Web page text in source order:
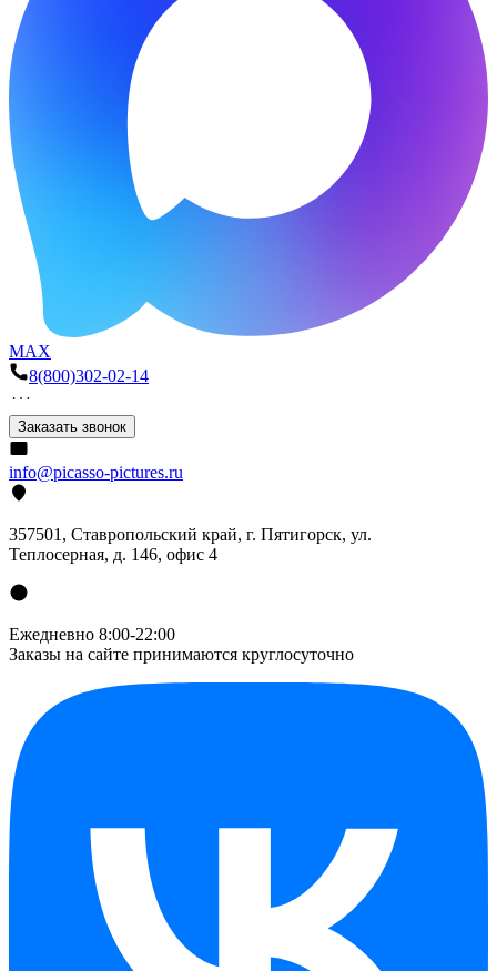
MAX
8(800)302-02-14
Заказать звонок
info@picasso-pictures.ru
357501, Ставропольский край, г. Пятигорск, ул.
Теплосерная, д. 146, офис 4
Ежедневно 8:00-22:00
Заказы на сайте принимаются круглосуточно